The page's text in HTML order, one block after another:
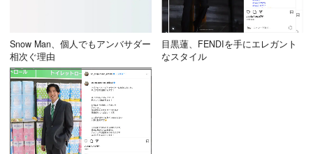
Snow Man、個人でもアンバサダー
相次ぐ理由
目黒蓮、FENDIを手にエレガント
なスタイル